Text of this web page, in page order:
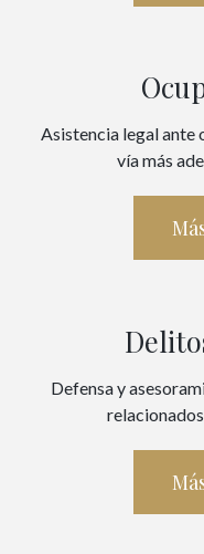
Asistencia legal ante
vía más
Defensa y